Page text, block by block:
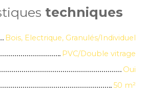
techniques
Bois, Electrique, Granulés/Individuel
PVC/Double vitrage
Oui
50 m²